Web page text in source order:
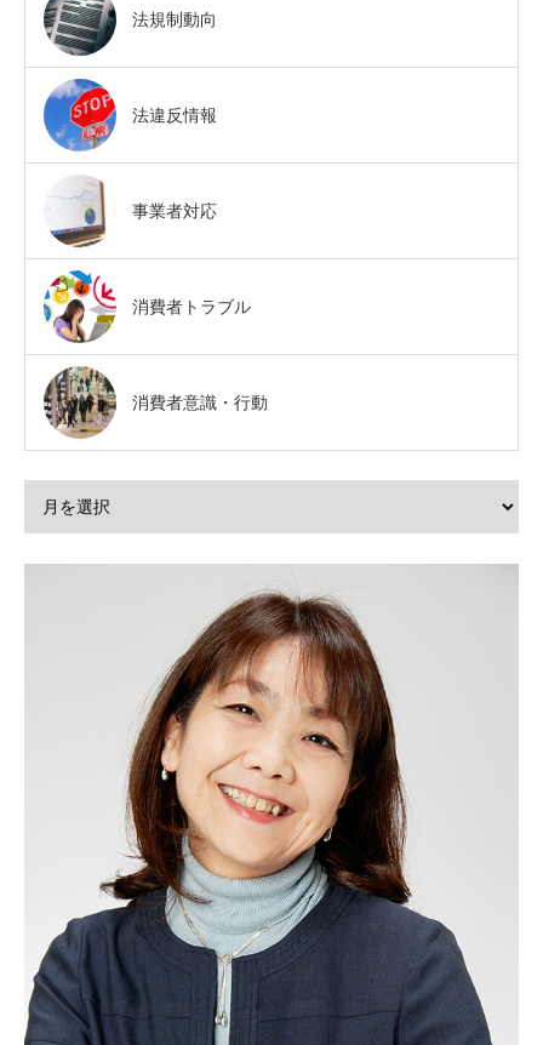
法規制動向
法違反情報
事業者対応
消費者トラブル
消費者意識・行動